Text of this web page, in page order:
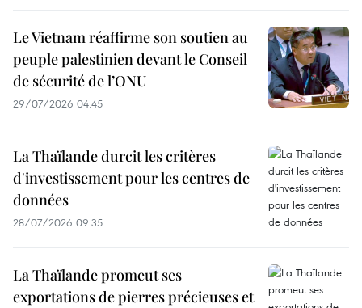
Le Vietnam réaffirme son soutien au
peuple palestinien devant le Conseil
de sécurité de l’ONU
29/07/2026 04:45
La Thaïlande durcit les critères
d'investissement pour les centres de
données
28/07/2026 09:35
La Thaïlande promeut ses
exportations de pierres précieuses et